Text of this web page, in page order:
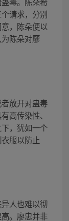
请求，分别
，陈朵便以
陈朵对廖
放开对蛊毒
高传染性、
，犹如一个
服以防止
人也难以彻
。廖忠并非